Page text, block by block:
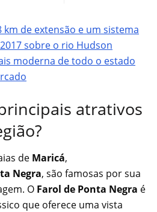
km de extensão e um sistema
sobre o rio Hudson
moderna de todo o estado
atrativos
de Maricá,
Negra, são famosas por sua
O Farol de Ponta Negra é
que oferece uma vista